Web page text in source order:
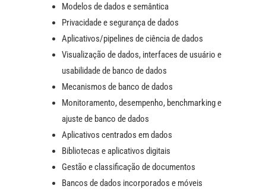
Modelos de dados e semântica
Privacidade e segurança de dados
Aplicativos/pipelines de ciência de dados
Visualização de dados, interfaces de usuário e
usabilidade de banco de dados
Mecanismos de banco de dados
Monitoramento, desempenho, benchmarking e
ajuste de banco de dados
Aplicativos centrados em dados
Bibliotecas e aplicativos digitais
Gestão e classificação de documentos
Bancos de dados incorporados e móveis